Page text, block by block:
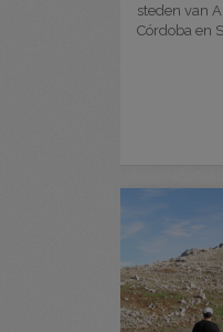
steden van
Córdoba en